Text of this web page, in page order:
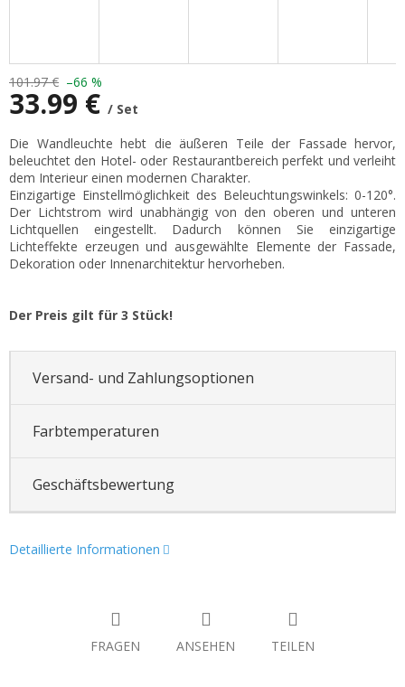
101.97 € –66 %
33.99 € / Set
Die Wandleuchte hebt die äußeren Teile der Fassade hervor,
beleuchtet den Hotel- oder Restaurantbereich perfekt und verleiht
dem Interieur einen modernen Charakter.
Einzigartige Einstellmöglichkeit des Beleuchtungswinkels: 0-120°.
Der Lichtstrom wird unabhängig von den oberen und unteren
Lichtquellen eingestellt. Dadurch können Sie einzigartige
Lichteffekte erzeugen und ausgewählte Elemente der Fassade,
Dekoration oder Innenarchitektur hervorheben.
Der Preis gilt für 3 Stück!
Versand- und Zahlungsoptionen
Farbtemperaturen
Geschäftsbewertung
Detaillierte Informationen
FRAGEN ANSEHEN TEILEN